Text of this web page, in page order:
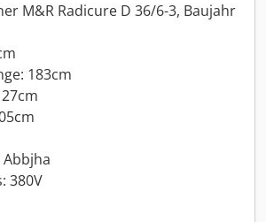
M&R Radicure D 36/6-3, Baujahr
183cm
Abbjha
380V